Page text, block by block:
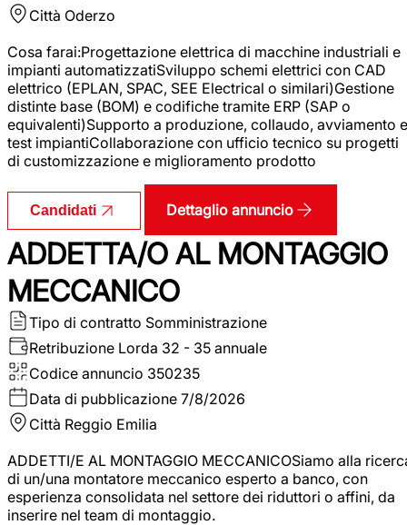
Città Oderzo
Cosa farai:Progettazione elettrica di macchine industriali e
impianti automatizzatiSviluppo schemi elettrici con CAD
elettrico (EPLAN, SPAC, SEE Electrical o similari)Gestione
distinte base (BOM) e codifiche tramite ERP (SAP o
equivalenti)Supporto a produzione, collaudo, avviamento e
test impiantiCollaborazione con ufficio tecnico su progetti
di customizzazione e miglioramento prodotto
Candidati Dettaglio annuncio
ADDETTA/O AL MONTAGGIO
MECCANICO
Tipo di contratto Somministrazione
Retribuzione Lorda 32 - 35 annuale
Codice annuncio 350235
Data di pubblicazione 7/8/2026
Città Reggio Emilia
ADDETTI/E AL MONTAGGIO MECCANICOSiamo alla
di un/una montatore meccanico esperto a banco, con
esperienza consolidata nel settore dei riduttori o affini, da
inserire nel team di montaggio.